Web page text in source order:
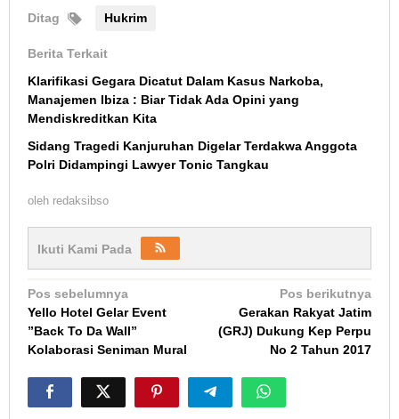
Ditag Hukrim
Berita Terkait
Klarifikasi Gegara Dicatut Dalam Kasus Narkoba,
Manajemen Ibiza : Biar Tidak Ada Opini yang
Mendiskreditkan Kita
Sidang Tragedi Kanjuruhan Digelar Terdakwa Anggota
Polri Didampingi Lawyer Tonic Tangkau
oleh redaksibso
Ikuti Kami Pada
Navigasi
pos
Pos sebelumnya
Yello Hotel Gelar Event
”Back To Da Wall”
Kolaborasi Seniman Mural
Pos berikutnya
Gerakan Rakyat Jatim
(GRJ) Dukung Kep Perpu
No 2 Tahun 2017